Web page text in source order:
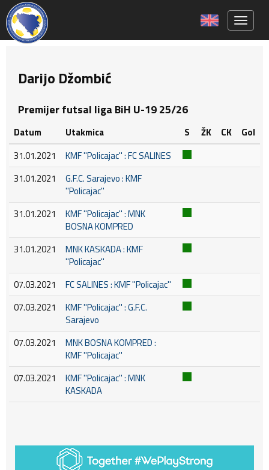
Darijo Džombić
Premijer futsal liga BiH U-19 25/26
Datum Utakmica S ŽK CK
Gol
31.01.2021
KMF ''Policajac'' : FC SALINES
31.01.2021
G.F.C. Sarajevo : KMF
''Policajac''
31.01.2021
KMF ''Policajac'' : MNK
BOSNA KOMPRED
31.01.2021
MNK KASKADA : KMF
''Policajac''
07.03.2021
FC SALINES : KMF ''Policajac''
07.03.2021
KMF ''Policajac'' : G.F.C.
Sarajevo
07.03.2021
MNK BOSNA KOMPRED :
KMF ''Policajac''
07.03.2021
KMF ''Policajac'' : MNK
KASKADA